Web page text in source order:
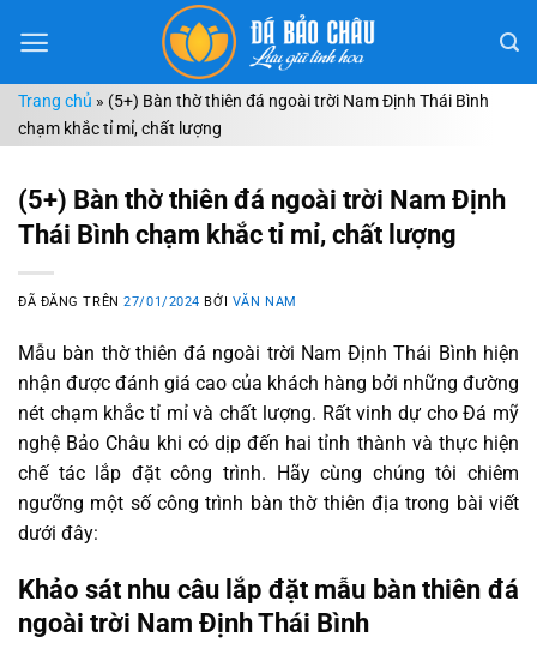
đến
dungTrang chủ » (5+) Bàn thờ thiên đá ngoài trời Nam Định Thái Bình
chạm khắc tỉ mỉ, chất lượng
(5+) Bàn thờ thiên đá ngoài trời Nam Định
Thái Bình chạm khắc tỉ mỉ, chất lượng
ĐÃ ĐĂNG TRÊN27/01/2024 BỞI VĂN NAM
Mẫu bàn thờ thiên đá ngoài trời Nam Định Thái Bình hiện
nhận được đánh giá cao của khách hàng bởi những đường
nét chạm khắc tỉ mỉ và chất lượng. Rất vinh dự cho Đá mỹ
nghệ Bảo Châu khi có dịp đến hai tỉnh thành và thực hiện
chế tác lắp đặt công trình. Hãy cùng chúng tôi chiêm
ngưỡng một số công trình bàn thờ thiên địa trong bài viết
dưới đây:
Khảo sát nhu câu lắp đặt mẫu bàn thiên đá
ngoài trời Nam Định Thái Bình